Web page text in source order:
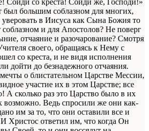
был большим соблазном для многих,
в Иисуса как Сына Божия то
и для Апостолов? Не поверг
отчаяние и разочарование? Смотря
своего, обращаясь к Нему с
со креста, и не видя исполнения
дойти до безнадежного отчаяния.
о блистательном Царстве Мессии,
участие их в этом Царстве; все
А сколько раз это Царство было в их
возможно. Ведь спросили же они как-
им за то, что они оставили все и
Христос ответил им, что когда Он